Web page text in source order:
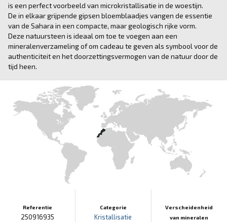
is een perfect voorbeeld van microkristallisatie in de woestijn.
De in elkaar grijpende gipsen bloemblaadjes vangen de essentie
van de Sahara in een compacte, maar geologisch rijke vorm.
Deze natuursteen is ideaal om toe te voegen aan een
mineralenverzameling of om cadeau te geven als symbool voor de
authenticiteit en het doorzettingsvermogen van de natuur door de
tijd heen.
Referentie
250916935
Categorie
Kristallisatie
Verscheidenheid
van mineralen